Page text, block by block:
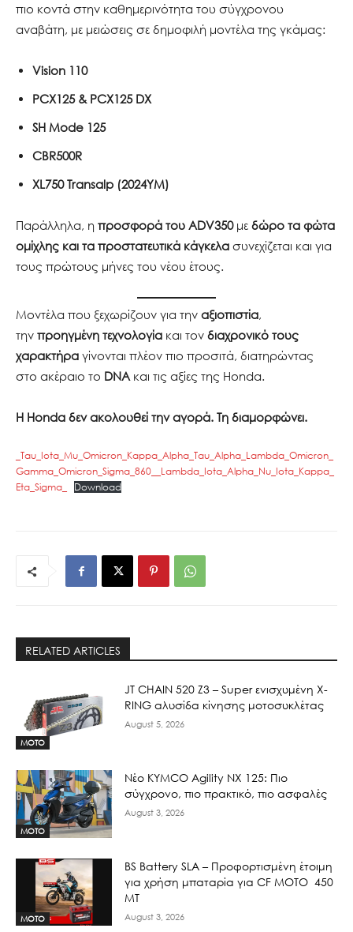
πιο κοντά στην καθημερινότητα του σύγχρονου
αναβάτη, με μειώσεις σε δημοφιλή μοντέλα της γκάμας:
Vision 110
PCX125 & PCX125 DX
SH Mode 125
CBR500R
XL750 Transalp (2024YM)
Παράλληλα, η προσφορά του ADV350με δώρο τα φώτα
ομίχλης και τα προστατευτικά κάγκελα συνεχίζεται και για
τους πρώτους μήνες του νέου έτους.
Μοντέλα που ξεχωρίζουν για την αξιοπιστία,
την προηγμένη τεχνολογία και τον διαχρονικό τους
χαρακτήρα γίνονται πλέον πιο προσιτά, διατηρώντας
στο ακέραιο το DNA και τις αξίες της Honda.
Η Honda δεν ακολουθεί την αγορά. Τη διαμορφώνει.
_Tau_Iota_Mu_Omicron_Kappa_Alpha_Tau_Alpha_Lambda_Omicron_
Gamma_Omicron_Sigma_860__Lambda_Iota_Alpha_Nu_Iota_Kappa_
Eta_Sigma_
Download
RELATED ARTICLES
MOTO
JT CHAIN 520 Ζ3 – Super ενισχυμένη X-
RING αλυσίδα κίνησης μοτοσυκλέτας
August 5, 2026
MOTO
Νέο KYMCO Agility NX 125: Πιο
σύγχρονο, πιο πρακτικό, πιο ασφαλές
August 3, 2026
MOTO
BS Battery SLA – Προφορτισμένη έτοιμη
για χρήση μπαταρία για CF MOTO 450
MT
August 3, 2026